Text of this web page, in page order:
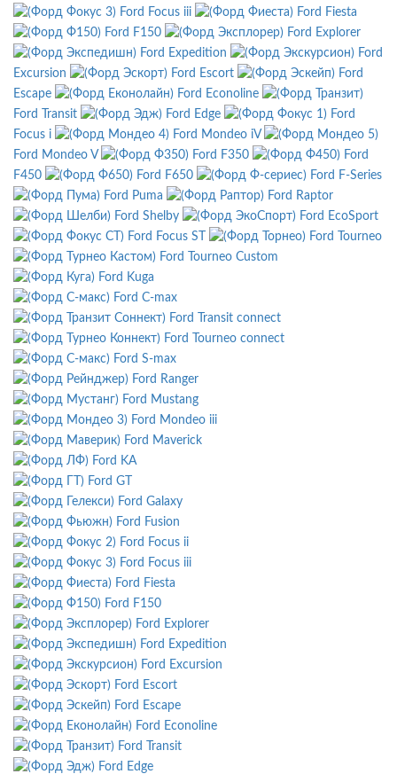
Ford Focus iii
Ford Fiesta
Ford F150
Ford Explorer
Ford Expedition
Ford
Excursion
Ford Escort
Ford
Escape
Ford Econoline
Ford Transit
Ford Edge
Ford
Focus i
Ford Mondeo iV
Ford Mondeo V
Ford F350
Ford
F450
Ford F650
Ford F-Series
Ford Puma
Ford Raptor
Ford Shelby
Ford EcoSport
Ford Focus ST
Ford Tourneo
Ford Tourneo Custom
Ford Kuga
Ford C-max
Ford Transit connect
Ford Tourneo connect
Ford S-max
Ford Ranger
Ford Mustang
Ford Mondeo iii
Ford Maverick
Ford KA
Ford GT
Ford Galaxy
Ford Fusion
Ford Focus ii
Ford Focus iii
Ford Fiesta
Ford F150
Ford Explorer
Ford Expedition
Ford Excursion
Ford Escort
Ford Escape
Ford Econoline
Ford Transit
Ford Edge